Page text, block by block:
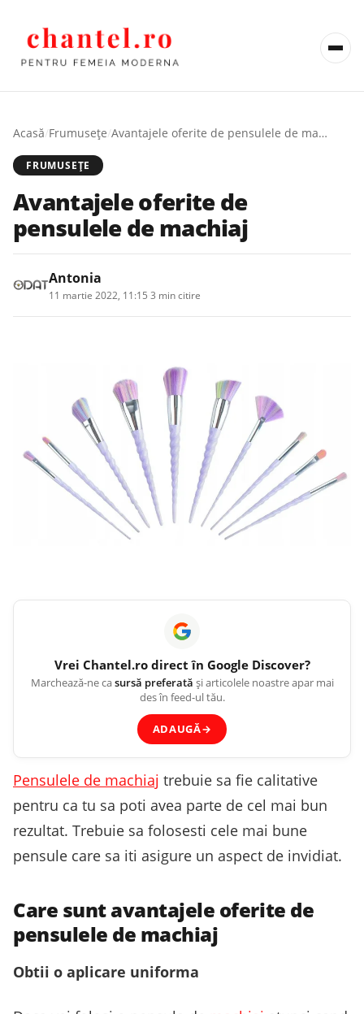
Acasă/Frumusețe/ Avantajele oferite de pensulele de machiaj
FRUMUSEȚE
Avantajele oferite de
pensulele de machiaj
Antonia
11 martie 2022, 11:15 3 min citire
Vrei Chantel.rodirect în Google Discover?
Marchează-ne casursă preferată și articolele noastre apar mai
des în feed-ul tău.
ADAUGĂ→
Pensulele de machiaj trebuie sa fie calitative
pentru ca tu sa poti avea parte de cel mai bun
rezultat. Trebuie sa folosesti cele mai bune
pensule care sa iti asigure un aspect de invidiat.
Care sunt avantajele oferite de
pensulele de machiaj
Obtii o aplicare uniforma